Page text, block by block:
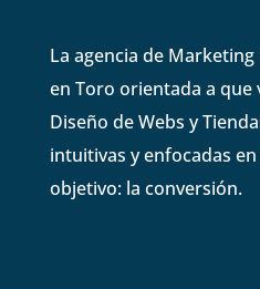
La agencia de
en Toro orientada a que
Diseño de Webs y
intuitivas y enfocadas
objetivo: la conversión.